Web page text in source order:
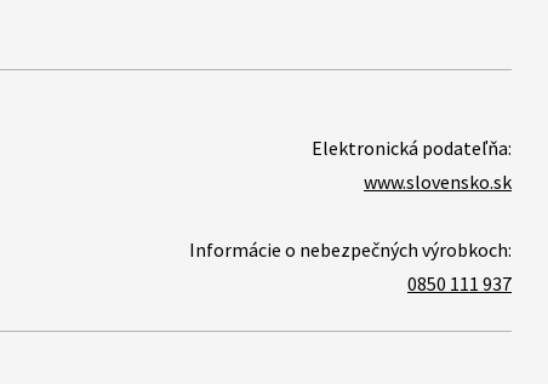
Elektronická podateľňa:
www.slovensko.sk
Informácie o nebezpečných výrobkoch:
0850 111 937